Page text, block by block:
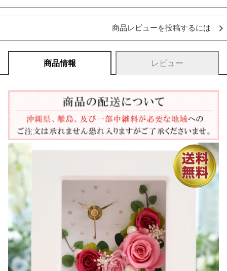
商品レビューを投稿するには
商品情報 レビュー